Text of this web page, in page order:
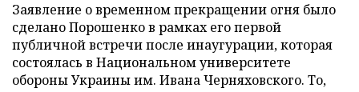
Заявление о временном прекращении огня было
сделано Порошенко в рамках его первой
публичной встречи после инаугурации, которая
состоялась в Национальном университете
обороны Украины им. Ивана Черняховского. То,